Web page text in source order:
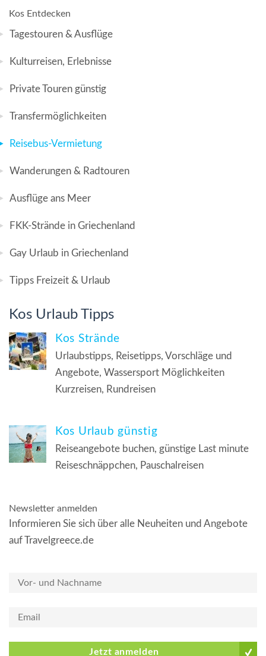
Kos Entdecken
Tagestouren & Ausflüge
Kulturreisen, Erlebnisse
Private Touren günstig
Transfermöglichkeiten
Reisebus-Vermietung
Wanderungen & Radtouren
Ausflüge ans Meer
FKK-Strände in Griechenland
Gay Urlaub in Griechenland
Tipps Freizeit & Urlaub
Kos Urlaub Tipps
Kos Strände
Urlaubstipps, Reisetipps, Vorschläge und
Angebote, Wassersport Möglichkeiten
Kurzreisen, Rundreisen
Kos Urlaub günstig
Reiseangebote buchen, günstige Last minute
Reiseschnäppchen, Pauschalreisen
Newsletter anmelden
Informieren Sie sich über alle Neuheiten und Angebote
auf Travelgreece.de
Jetzt anmelden